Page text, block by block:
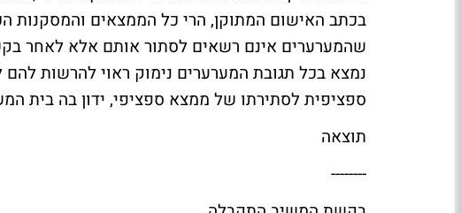
בכתב האישום המתוקן, הרי כל הממצאים והמסקנות
נמצא בכל תגובת המערערים נימוק ראוי להרשות
ספציפית לסתירתו של ממצא ספציפי, ידון בה בית
תוצאה
--------